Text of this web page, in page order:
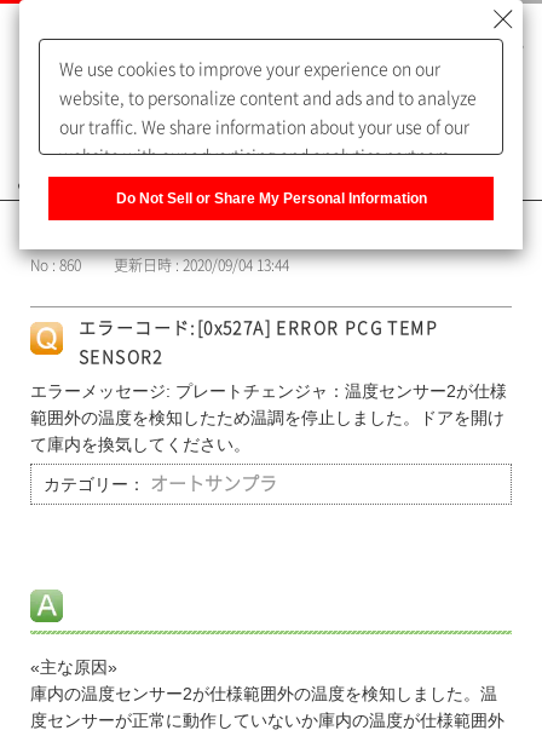
よくあるご質問（FAQ）
No : 860 更新日時 : 2020/09/04 13:44
エラーコード:[0x527A] ERROR PCG TEMP
SENSOR2
エラーメッセージ: プレートチェンジャ：温度センサー2が仕様
範囲外の温度を検知したため温調を停止しました。ドアを開け
て庫内を換気してください。
カテゴリー： オートサンプラ
«主な原因»
庫内の温度センサー2が仕様範囲外の温度を検知しました。温
度センサーが正常に動作していないか庫内の温度が仕様範囲外
We use cookies to improve your experience on our
website, to personalize content and ads and to analyze
our traffic. We share information about your use of our
website with our advertising and analytics partners,
of our sharing information about you with our partners.
Information] to customize your cookie settings on our
website.Privacy Policy
Do Not Sell or Share My Personal Information